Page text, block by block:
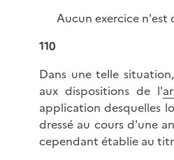
Aucun exercice n'est
110
Dans une telle
aux dispositions de l'
application desquelles
dressé au cours d'une
cependant établie au